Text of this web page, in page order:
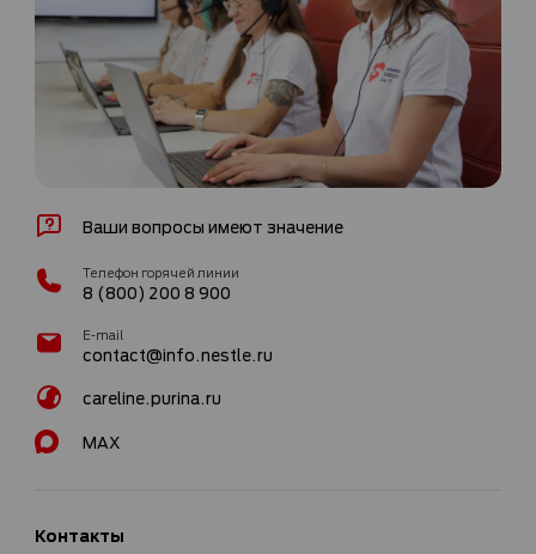
Ваши вопросы имеют значение
Телефон горячей линии
8 (800) 200 8 900
E-mail
contact@info.nestle.ru
careline.purina.ru
MAX
Контакты